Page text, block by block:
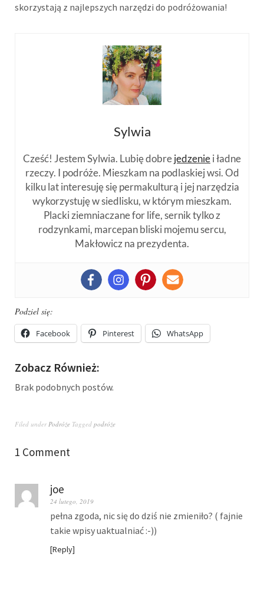
skorzystają z najlepszych narzędzi do podróżowania!
Sylwia
Cześć! Jestem Sylwia. Lubię dobrejedzeniei ładne
rzeczy. I podróże. Mieszkam na podlaskiej wsi. Od
kilku lat interesuję się permakulturą i jej narzędzia
wykorzystuję w siedlisku, w którym mieszkam.
Placki ziemniaczane for life, sernik tylko z
rodzynkami, marcepan bliski mojemu sercu,
Makłowicz na prezydenta.
Podziel się:
Facebook Pinterest WhatsApp
Zobacz Również:
Brak podobnych postów.
Filed underPodróże Tagged podróże
1 Comment
joe
24 lutego, 2019
pełna zgoda, nic się do dziś nie zmieniło? ( fajnie
takie wpisy uaktualniać :-))
Reply